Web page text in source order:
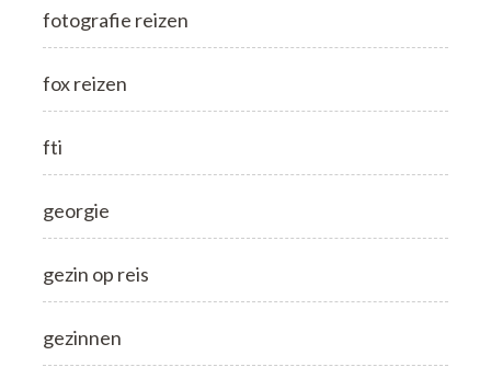
fotografie reizen
fox reizen
fti
georgie
gezin op reis
gezinnen